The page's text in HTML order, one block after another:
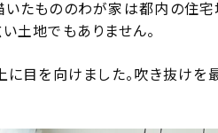
たもののわが家は都内の住宅
土地でもありません。
に目を向けました。吹き抜けを